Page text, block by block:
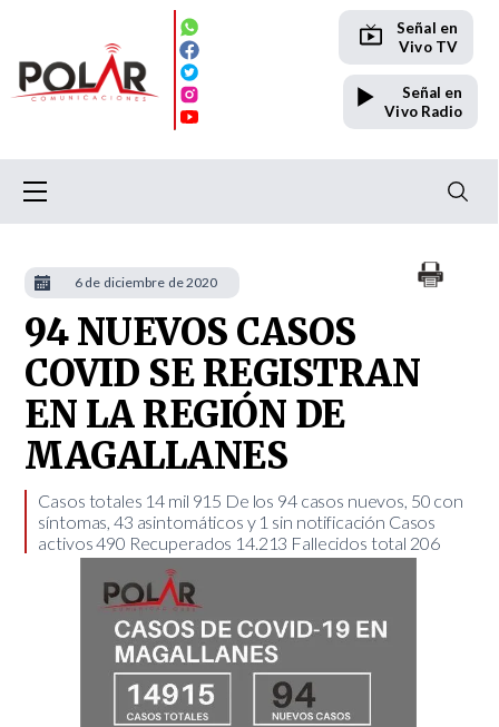
Señal en
Vivo TV
Señal en
Vivo Radio
94 NUEVOS CASOS
COVID SE REGISTRAN
EN LA REGIÓN DE
MAGALLANES
Casos totales 14 mil 915 De los 94 casos nuevos, 50 con
síntomas, 43 asintomáticos y 1 sin notificación Casos
activos 490 Recuperados 14.213 Fallecidos total 206
6 de diciembre de 2020